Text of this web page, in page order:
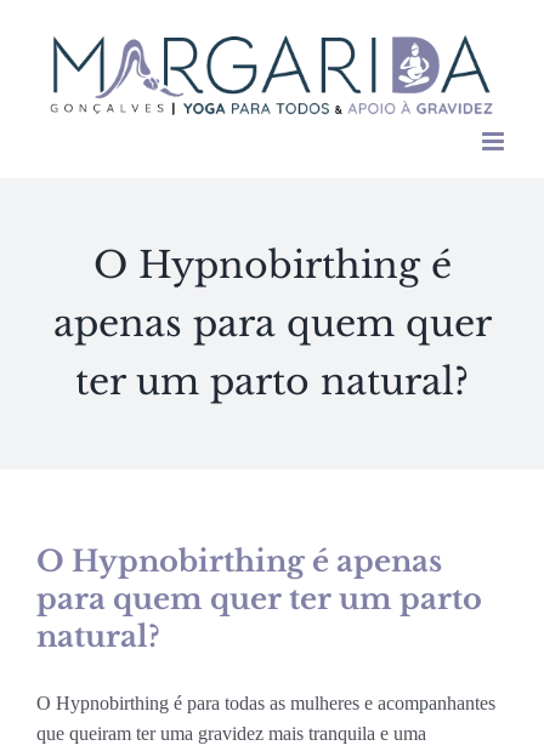
O Hypnobirthing é
apenas para quem quer
ter um parto natural?
O Hypnobirthing é apenas
para quem quer ter um parto
natural?
O Hypnobirthing é para todas as mulheres e acompanhantes
que queiram ter uma gravidez mais tranquila e uma